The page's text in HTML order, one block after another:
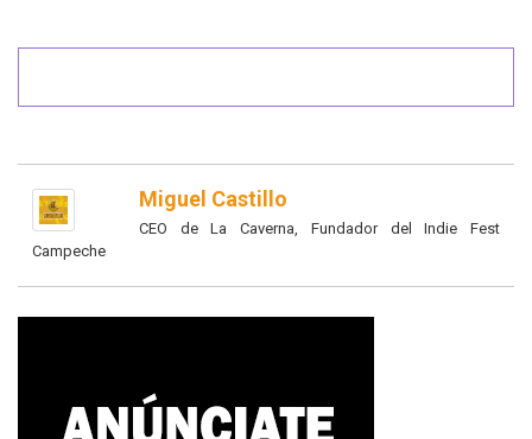
Miguel Castillo
CEO de La Caverna, Fundador del Indie Fest
Campeche